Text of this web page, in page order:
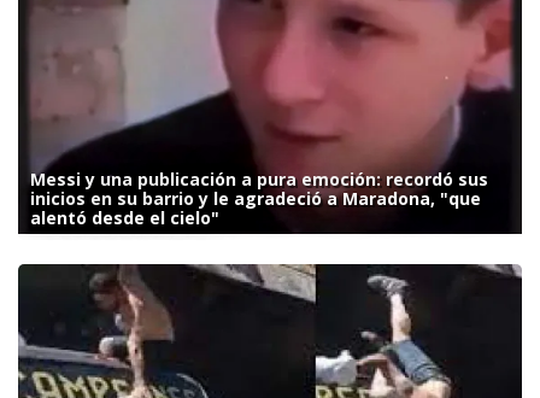
Messi y una publicación a pura emoción: recordó sus
inicios en su barrio y le agradeció a Maradona, "que
alentó desde el cielo"